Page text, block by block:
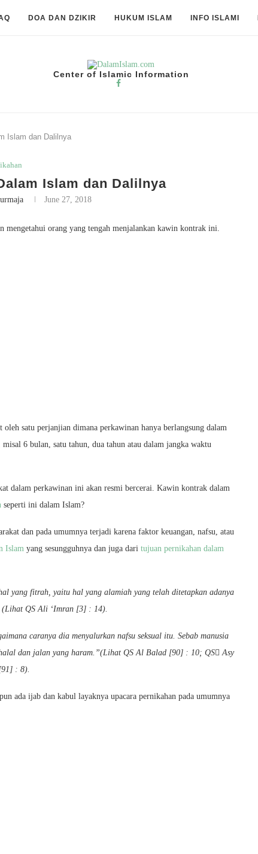
DOA DAN DZIKIR HUKUM ISLAM INFO ISLAMI
Center of Islamic Information
Islam dan Dalilnya
Islam dan Dalilnya
June 27, 2018
orang yang tengah menjalankan kawin kontrak ini.
satu perjanjian dimana perkawinan hanya berlangsung dalam
6 bulan, satu tahun, dua tahun atau dalam jangka waktu
dalam perkawinan ini akan resmi bercerai. Kawin kontrak dalam
seperti ini dalam Islam?
dan pada umumnya terjadi karena faktor keuangan, nafsu, atau
Islam yang sesungguhnya dan juga dari tujuan pernikahan dalam
yang fitrah, yaitu hal yang alamiah yang telah ditetapkan adanya
(Lihat QS Ali ‘Imran [3] : 14).
caranya dia menyalurkan nafsu seksual itu. Sebab manusia
dan jalan yang haram.”(Lihat QS Al Balad [90] : 10; QSAsy
: 8).
ada ijab dan kabul layaknya upacara pernikahan pada umumnya